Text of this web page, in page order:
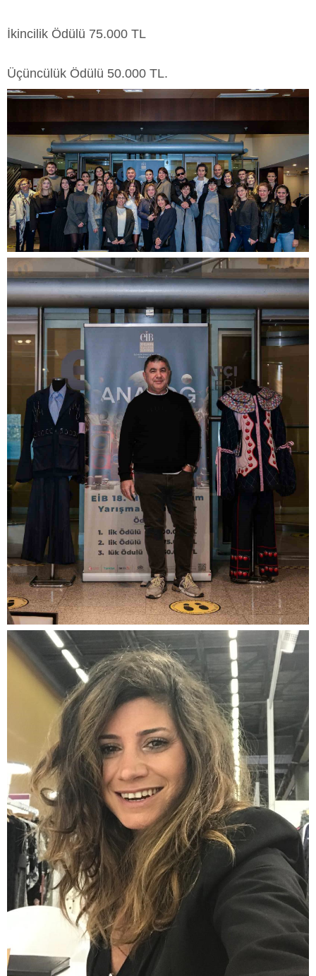
İkincilik Ödülü 75.000 TL
Üçüncülük Ödülü 50.000 TL.